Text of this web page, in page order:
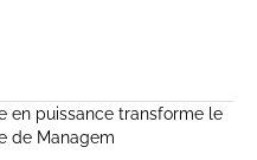
en puissance transforme le
de Managem